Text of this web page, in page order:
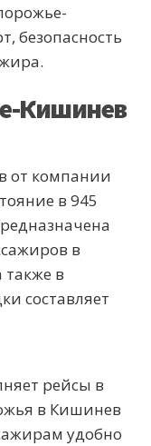
безопасность
Кишинев
от компании
в 945
в
в
составляет
рейсы в
в Кишинев
удобно